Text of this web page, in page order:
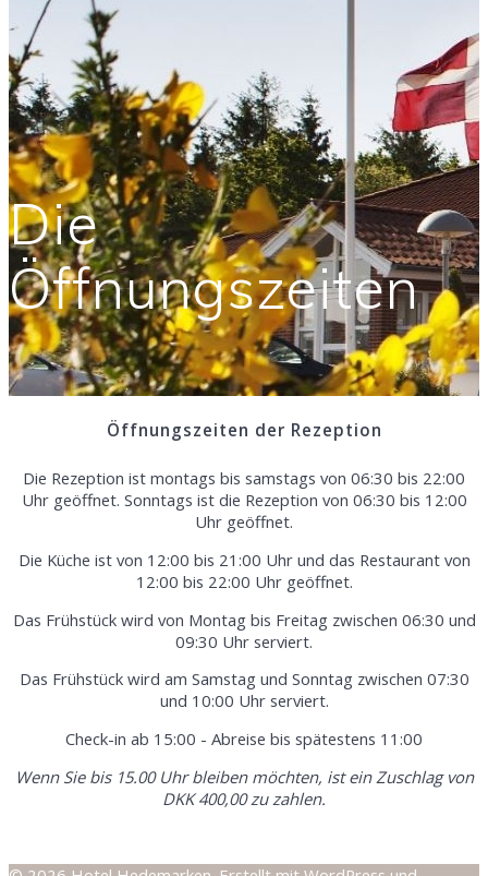
Die
Öffnungszeiten
Öffnungszeiten der Rezeption
Die Rezeption ist montags bis samstags von 06:30 bis 22:00
Uhr geöffnet. Sonntags ist die Rezeption von 06:30 bis 12:00
Uhr geöffnet.
Die Küche ist von 12:00 bis 21:00 Uhr und das Restaurant von
12:00 bis 22:00 Uhr geöffnet.
Das Frühstück wird von Montag bis Freitag zwischen 06:30 und
09:30 Uhr serviert.
Das Frühstück wird am Samstag und Sonntag zwischen 07:30
und 10:00 Uhr serviert.
Check-in ab 15:00 - Abreise bis spätestens 11:00
Wenn Sie bis 15.00 Uhr bleiben möchten, ist ein Zuschlag von
DKK 400,00 zu zahlen.